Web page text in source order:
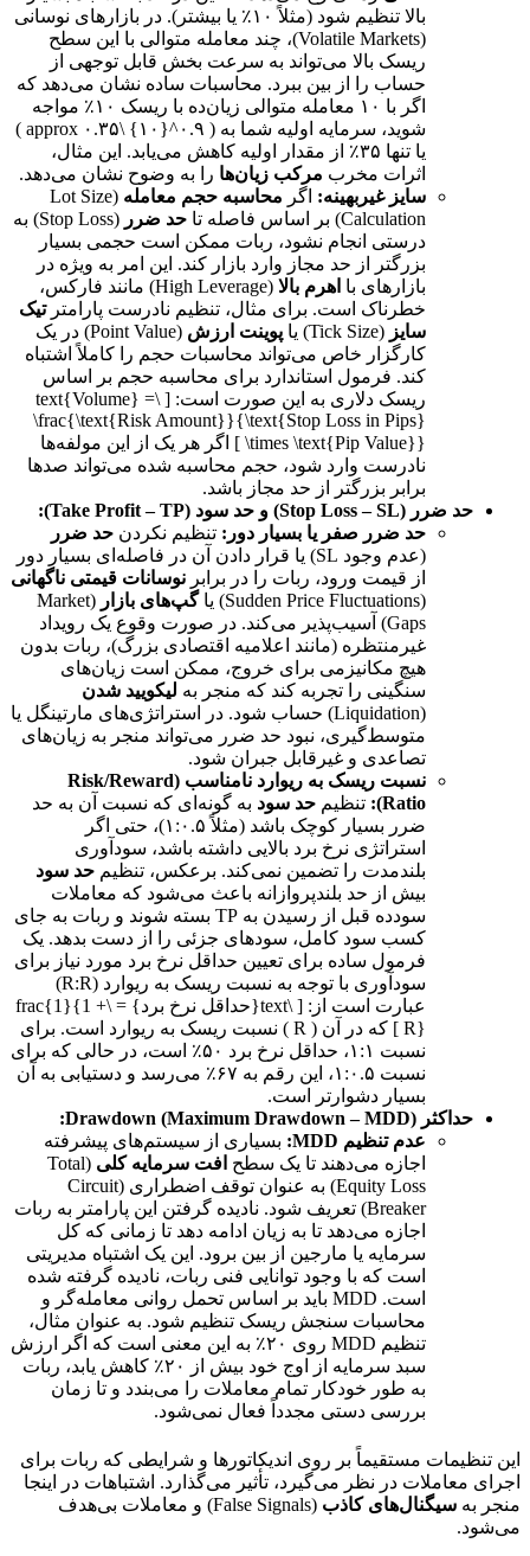
بالا تنظیم شود (مثلاً ۱۰٪ یا بیشتر). در بازارهای نوسانی
(Volatile Markets)، چند معامله متوالی با این سطح
ریسک بالا می‌تواند به سرعت بخش قابل توجهی از
حساب را از بین ببرد. محاسبات ساده نشان می‌دهد که
اگر با ۱۰ معامله متوالی زیان‌ده با ریسک ۱۰٪ مواجه
شوید، سرمایه اولیه شما به ( ۰.۹^{۱۰} \approx ۰.۳۵ )
یا تنها ۳۵٪ از مقدار اولیه کاهش می‌یابد. این مثال،
اثرات مخرب مرکب زیان‌ها را به وضوح نشان می‌دهد.
سایز غیربهینه: اگر محاسبه حجم معامله (Lot Size
Calculation) بر اساس فاصله تا
حد ضرر
(Stop Loss) به
درستی انجام نشود، ربات ممکن است حجمی بسیار
بزرگتر از حد مجاز وارد بازار کند. این امر به ویژه در
بازارهای با اهرم بالا
(High Leverage) مانند فارکس،
خطرناک است. برای مثال، تنظیم نادرست پارامترتیک
سایز (Tick Size) یا پوینت ارزش
(Point Value) در یک
کارگزار خاص می‌تواند محاسبات حجم را کاملاً اشتباه
کند. فرمول استاندارد برای محاسبه حجم بر اساس
ریسک دلاری به این صورت است: [ \text{Volume} =
\frac{\text{Risk Amount}}{\text{Stop Loss in Pips}
\times \text{Pip Value}} ] اگر هر یک از این مولفه‌ها
نادرست وارد شود، حجم محاسبه شده می‌تواند صدها
برابر بزرگتر از حد مجاز باشد.
حد ضرر (Stop Loss – SL) و حد سود (Take Profit – TP):
حد ضرر صفر یا بسیار دور: تنظیم نکردن حد ضرر
(عدم وجود SL) یا قرار دادن آن در فاصله‌ای بسیار دور
از قیمت ورود، ربات را در برابر نوسانات قیمتی ناگهانی
(Sudden Price Fluctuations) یا
گپ‌های بازار
(Market
Gaps) آسیب‌پذیر می‌کند. در صورت وقوع یک رویداد
غیرمنتظره (مانند اعلامیه اقتصادی بزرگ)، ربات بدون
هیچ مکانیزمی برای خروج، ممکن است زیان‌های
سنگینی را تجربه کند که منجر به لیکویید شدن
(Liquidation) حساب شود. در استراتژی‌های مارتینگل یا
متوسط‌گیری، نبود حد ضرر می‌تواند منجر به زیان‌های
تصاعدی و غیرقابل جبران شود.
نسبت ریسک به ریوارد نامناسب (Risk/Reward
Ratio):
تنظیم حد سود به گونه‌ای که نسبت آن به حد
ضرر بسیار کوچک باشد (مثلاً ۱:۰.۵)، حتی اگر
استراتژی نرخ برد بالایی داشته باشد، سودآوری
بلندمدت را تضمین نمی‌کند. برعکس، تنظیم حد سود
بیش از حد بلندپروازانه باعث می‌شود که معاملات
سودده قبل از رسیدن به TP بسته شوند و ربات به جای
کسب سود کامل، سودهای جزئی را از دست بدهد. یک
فرمول ساده برای تعیین حداقل نرخ برد مورد نیاز برای
سودآوری با توجه به نسبت ریسک به ریوارد (R:R)
عبارت است از: [ \text{حداقل نرخ برد} = \frac{1}{1 +
R} ] که در آن ( R ) نسبت ریسک به ریوارد است. برای
نسبت ۱:۱، حداقل نرخ برد ۵۰٪ است، در حالی که برای
نسبت ۱:۰.۵، این رقم به ۶۷٪ می‌رسد و دستیابی به آن
بسیار دشوارتر است.
حداکثر Drawdown (Maximum Drawdown – MDD):
عدم تنظیم MDD:
بسیاری از سیستم‌های پیشرفته
اجازه می‌دهند تا یک سطح افت سرمایه کلی
(Total
Equity Loss) به عنوان توقف اضطراری (Circuit
Breaker) تعریف شود. نادیده گرفتن این پارامتر به ربات
اجازه می‌دهد تا به زیان ادامه دهد تا زمانی که کل
سرمایه یا مارجین از بین برود. این یک اشتباه مدیریتی
است که با وجود توانایی فنی ربات، نادیده گرفته شده
است. MDD باید بر اساس تحمل روانی معامله‌گر و
محاسبات سنجش ریسک تنظیم شود. به عنوان مثال،
تنظیم MDD روی ۲۰٪ به این معنی است که اگر ارزش
سبد سرمایه از اوج خود بیش از ۲۰٪ کاهش یابد، ربات
به طور خودکار تمام معاملات را می‌بندد و تا زمان
بررسی دستی مجدداً فعال نمی‌شود.
این تنظیمات مستقیماً بر روی اندیکاتورها و شرایطی که ربات برای
اجرای معاملات در نظر می‌گیرد، تأثیر می‌گذارد. اشتباهات در اینجا
منجر به سیگنال‌های کاذب
(False Signals) و معاملات بی‌هدف
می‌شود.